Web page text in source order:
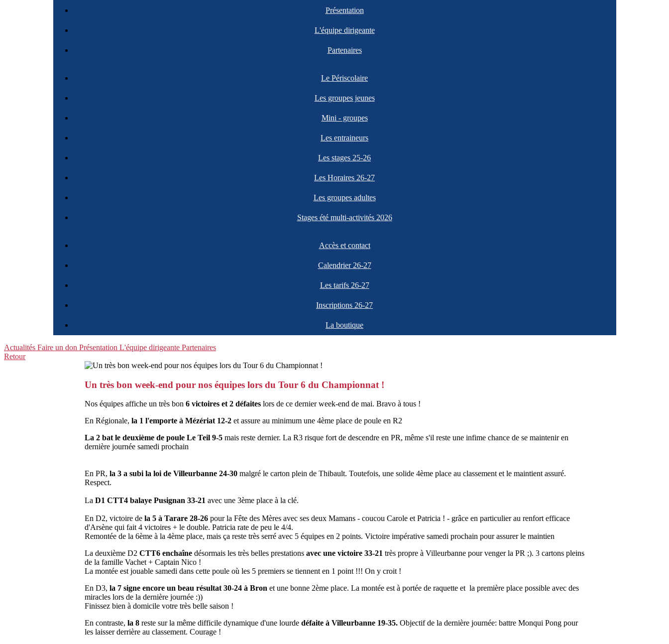
Présentation
L'équipe dirigeante
Partenaires
Le Périscolaire
Les groupes jeunes
Mini - groupes
Les entraineurs
Les stages 25-26
Les Horaires 26-27
Les groupes adultes
Stages été multi-activités 2026
Accès et contact
Calendrier 26-27
Les tarifs 26-27
Inscriptions 26-27
La boutique
Actualités Faire un don Présentation L'équipe dirigeante Partenaires
Retour
Un très bon week-end pour nos équipes lors du Tour 6 du Championnat !
Nos équipes affiche un très bon 6 victoires et 2 défaites lors de ce dernier week-end de mai. Bravo à tous !
En Régionale, la 1 l'emporte à Mézériat 12-2 et assure au minimum une 4ème place de poule en R2
La 2 bat le deuxième de poule Le Teil 9-5 mais reste dernier. La R3 risque fort de descendre en PR, même s'il reste une infime chance de se maintenir en
dernière journée samedi prochain
En PR, la 3 a subi la loi de Villeurbanne 24-30 malgré le carton plein de Thibault. Toutefois, une solide 4ème place au classement et le maintient assuré.
Respect.
La D1 CTT4 balaye Pusignan 33-21 avec une 3ème place à la clé.
En D2, victoire de la 5 à Tarare 28-26 pour la Fête des Mères avec ses deux Mamans - coucou Carole et Patricia ! - grâce en particulier au renfort efficace
d'Arsène qui fait 4 victoires + le double. Patricia rate de peu le 4/4.
Remontée de la 6ème à la 4ème place, mais ça reste très serré avec 5 équipes en 2 points. Victoire impérative samedi prochain pour assurer le maintien
La deuxième D2 CTT6 enchaîne désormais les très belles prestations avec une victoire 33-21 très propre à Villeurbanne pour venger la PR ;). 3 cartons pleins
de la famille Vachet + Captain Nico !
La montée est jouable samedi dans cette poule où les 5 premiers se tiennent en 1 point !!! On y croit !
En D3, la 7 signe encore un beau résultat 30-24 à Bron et une bonne 2ème place. La montée est à portée de raquette et la première place possible avec des
miracles lors de la dernière journée :))
Finissez bien à domicile votre très belle saison !
En contraste, la 8 reste sur la même difficile dynamique d'une lourde défaite à Villeurbanne 19-35. Objectif de la dernière journée: battre Monqui Pong pour
les laisser derrière au classement. Courage !